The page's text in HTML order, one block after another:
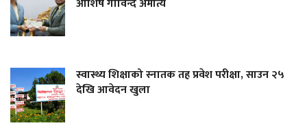
आशिष गोविन्द अमात्य
स्वास्थ्य शिक्षाको स्नातक तह प्रवेश परीक्षा, साउन २५
देखि आवेदन खुला